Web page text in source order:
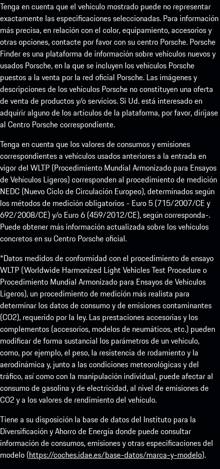
Tenga en cuenta que el vehículo mostrado puede no representar
exactamente las especificaciones seleccionadas. Para información
más precisa, en relación con el color, equipamiento, accesorios y
otras opciones, contacte por favor con su centro Porsche. Porsche
Finder es una plataforma de información sobre vehículos nuevos y
usados Porsche, en la que se incluyen los vehículos Porsche
puestos a la venta por la red oficial Porsche. Las imágenes y
descripciones de los vehículos Porsche no constituyen una oferta
de venta de productos y/o servicios. Si Ud. está interesado en
adquirir alguno de los artículos de la plataforma, por favor, diríjase
al Centro Porsche correspondiente.
Tenga en cuenta que los valores de consumos y emisiones
correspondientes a vehículos usados anteriores a la entrada en
vigor del WLTP (Procedimiento Mundial Armonizado para Ensayos
de Vehículos Ligeros) corresponden al procedimiento de medición
NEDC (Nuevo Ciclo de Circulación Europeo), determinados según
los métodos de medición obligatorios - Euro 5 (715/2007/CE y
692/2008/CE) y/o Euro 6 (459/2012/CE), según corresponda-.
Puede obtener más información actualizada sobre los vehículos
concretos en su Centro Porsche oficial.
*Datos medidos de conformidad con el procedimiento de ensayo
WLTP (Worldwide Harmonized Light Vehicles Test Procedure o
Procedimiento Mundial Armonizado para Ensayos de Vehículos
Ligeros), un procedimiento de medición más realista para
determinar los datos de consumo y de emisiones contaminantes
(CO2), requerido por la ley. Las prestaciones accesorias y los
complementos (accesorios, modelos de neumáticos, etc.) pueden
modificar de forma sustancial los parámetros de un vehículo,
como, por ejemplo, el peso, la resistencia de rodamiento y la
aerodinámica y, junto a las condiciones meteorológicas y del
tráfico, así como con la manipulación individual, puede afectar al
consumo de gasolina y de electricidad, al nivel de emisiones de
CO2 y a los valores de rendimiento del vehículo.
Tiene a su disposición la base de datos del Instituto para la
Diversificación y Ahorro de Energía donde puede consultar
información de consumos, emisiones y otras especificaciones del
modelo (https://coches.idae.es/base-datos/marca-y-modelo).